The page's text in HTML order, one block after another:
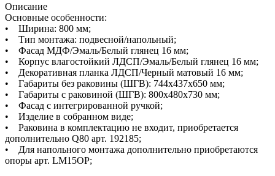
Описание
Основные особенности:
• Ширина: 800 мм;
• Тип монтажа: подвесной/напольный;
• Фасад МДФ/Эмаль/Белый глянец 16 мм;
• Корпус влагостойкий ЛДСП/Эмаль/Белый глянец 16 мм;
• Декоративная планка ЛДСП/Черный матовый 16 мм;
• Габариты без раковины (ШГВ): 744х437х650 мм;
• Габариты с раковиной (ШГВ): 800х480х730 мм;
• Фасад с интегрированной ручкой;
• Изделие в собранном виде;
• Раковина в комплектацию не входит, приобретается
дополнительно Q80 арт. 192185;
• Для напольного монтажа дополнительно приобретаются
опоры арт. LM15OP;